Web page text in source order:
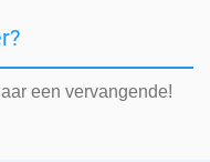
een vervangende!